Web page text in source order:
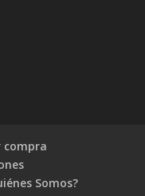
compra
Somos?